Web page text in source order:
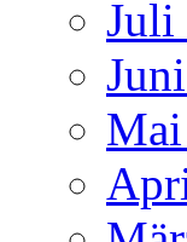
Juli